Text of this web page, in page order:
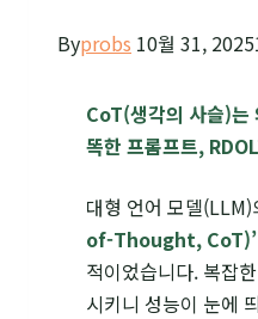
Byprobs 10월 31, 2025
CoT(생각의 사슬)는
똑한 프롬프트,
대형 언어 모델(LLM)
of-Thought, CoT)’
적이었습니다. 복잡
시키니 성능이 눈에